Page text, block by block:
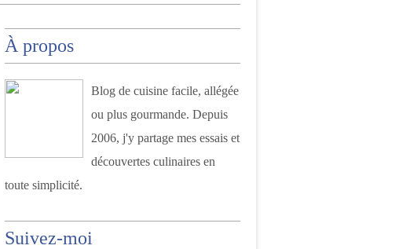
À propos
Blog de cuisine facile, allégée
ou plus gourmande. Depuis
2006, j'y partage mes essais et
découvertes culinaires en
toute simplicité.
Suivez-moi